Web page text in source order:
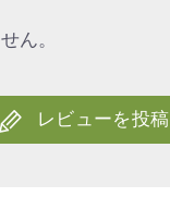
ん。
レビューを投稿